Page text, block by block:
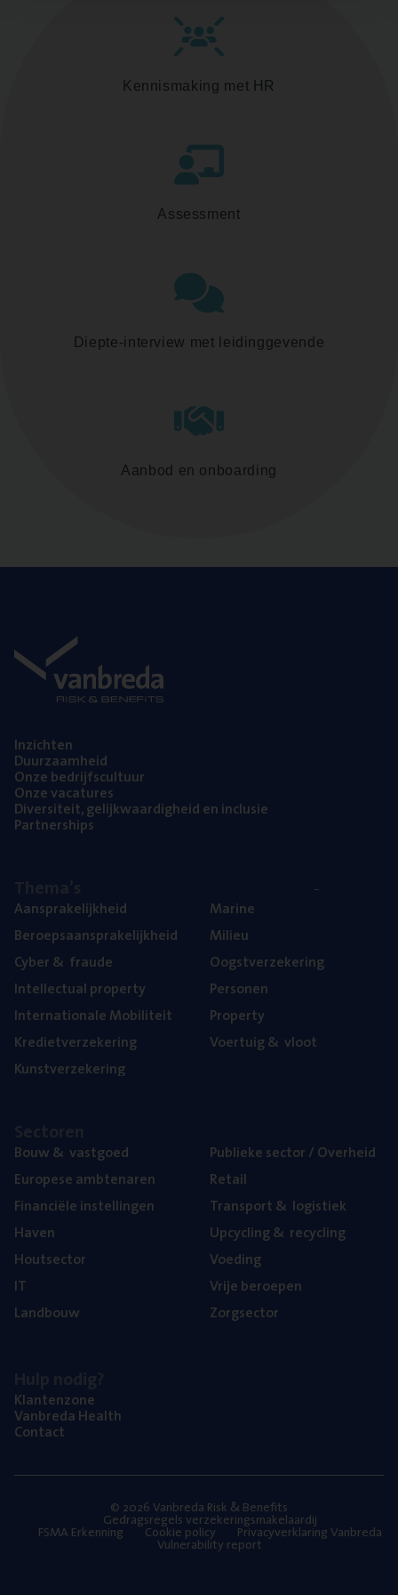
Kennismaking met HR
Assessment
Diepte-interview met leidinggevende
Aanbod en onboarding
Inzich­ten
Duur­zaam­heid
Onze bedrijfs­cul­tuur
Onze vaca­tu­res
Diver­si­teit, gelijk­waar­dig­heid en inclusie
Part­ner­ships
Aan­spra­ke­lijk­heid
Beroeps­aan­spra­ke­lijk­heid
Cyber& fraude
Intel­lec­tu­al property
Inter­na­ti­o­na­le Mobiliteit
Kre­diet­ver­ze­ke­ring
Kunst­ver­ze­ke­ring
Mari­ne
Mili­eu
Oogst­ver­ze­ke­ring
Per­so­nen
Pro­per­ty
Voer­tuig& vloot
Bouw& vastgoed
Euro­pe­se ambtenaren
Finan­ci­ë­le instellingen
Haven
Hout­sec­tor
IT
Land­bouw
Publie­ke sec­tor / Overheid
Retail
Trans­port& logistiek
Upcy­cling& recycling
Voe­ding
Vrije beroe­pen
Zorg­sec­tor
Klan­ten­zo­ne
Van­b­re­da Health
Con­tact
© 2026 Vanbreda Risk & Benefits
Gedragsregels verzekeringsmakelaardij
FSMA Erkenning Cookie policy Privacyverklaring Vanbreda
Vulnerability report